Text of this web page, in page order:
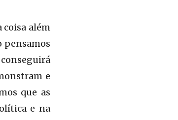
coisa além
pensamos
e
que as
e na